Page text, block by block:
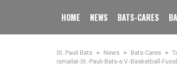
HOME NEWS BATS-CARES
St. Pauli Bats > News > Bats-Cares >
ismailat-St.-Pauli-Bats-e.V.-Basketball-